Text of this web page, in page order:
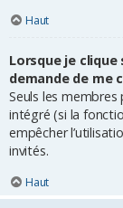
Haut
Lorsque je clique
demande de me
Seuls les membres
intégré (si la
empêcher
invités.
Haut